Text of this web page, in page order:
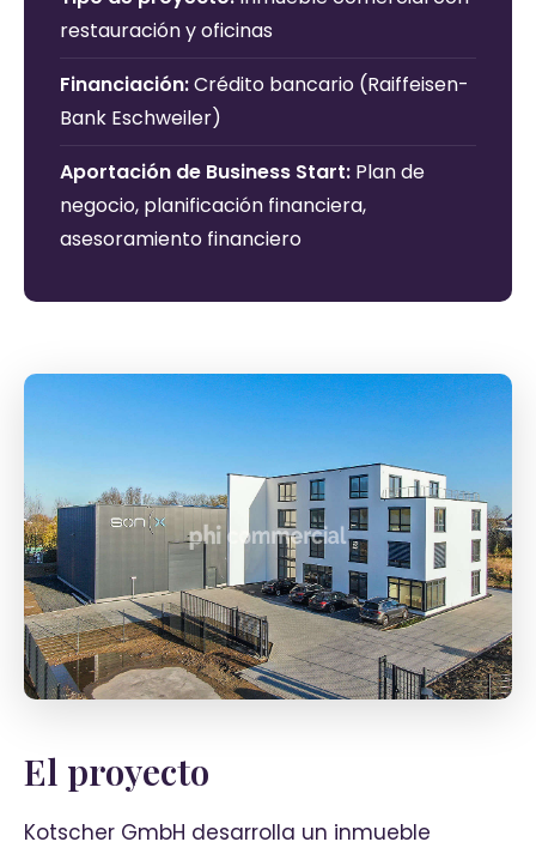
restauración y oficinas
Financiación:Crédito bancario (Raiffeisen-
Bank Eschweiler)
Aportación de Business Start: Plan de
negocio, planificación financiera,
asesoramiento financiero
El proyecto
Kotscher GmbH desarrolla un inmueble